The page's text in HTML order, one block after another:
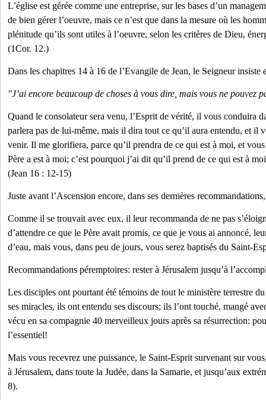
L’église est gérée comme une entreprise, sur les bases d’un
de bien gérer l’oeuvre, mais ce n’est que dans la mesure où les
plénitude qu’ils sont utiles à l’oeuvre, selon les critères de Dieu,
(1Cor. 12.)
Dans les chapitres 14 à 16 de l’Evangile de Jean, le Seigneur insiste
"J’ai encore beaucoup de choses à vous dire, mais vous ne pouvez
Quand le consolateur sera venu, l’Esprit de vérité, il vous conduira
parlera pas de lui-même, mais il dira tout ce qu’il aura entendu, et il
venir. Il me glorifiera, parce qu’il prendra de ce qui est à moi, et
Père a est à moi; c’est pourquoi j’ai dit qu’il prend de ce qui est à
(Jean 16 : 12-15)
Juste avant l’Ascension encore, dans ses dernières
Comme il se trouvait avec eux, il leur recommanda de ne pas
d’attendre ce que le Père avait promis, ce que je vous ai annoncé,
d’eau, mais vous, dans peu de jours, vous serez baptisés du Saint-
Recommandations péremptoires: rester à Jérusalem jusqu’à
Les disciples ont pourtant été témoins de tout le ministère terrestre
ses miracles, ils ont entendu ses discours; ils l’ont touché, mangé
vécu en sa compagnie 40 merveilleux jours après sa résurrection:
l’essentiel!
Mais vous recevrez une puissance, le Saint-Esprit survenant sur
à Jérusalem, dans toute la Judée, dans la Samarie, et jusqu’aux
8).